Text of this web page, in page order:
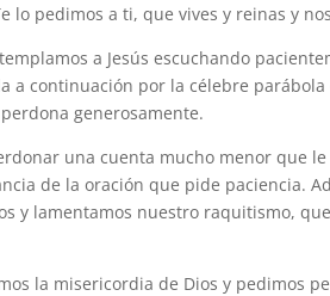
lo pedimos a ti, que vives y reinas y
a Jesús escuchando
a continuación por la célebre
generosamente.
una cuenta mucho menor que
de la oración que pide paciencia.
y lamentamos nuestro raquitismo,
la misericordia de Dios y pedimos